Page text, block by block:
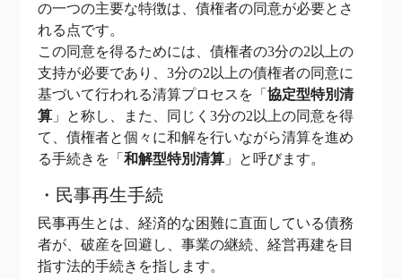
の一つの主要な特徴は、債権者の同意が必要とさ
れる点です。
この同意を得るためには、債権者の3分の2以上の
支持が必要であり、3分の2以上の債権者の同意に
基づいて行われる清算プロセスを「 協定型特別清
算 」と称し、また、同じく3分の2以上の同意を得
て、債権者と個々に和解を行いながら清算を進め
る手続きを「 和解型特別清算 」と呼びます。
・民事再生手続
民事再生とは、経済的な困難に直面している債務
者が、破産を回避し、事業の継続、経営再建を目
指す法的手続きを指します。